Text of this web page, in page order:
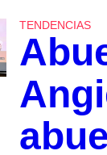
TENDENCIAS